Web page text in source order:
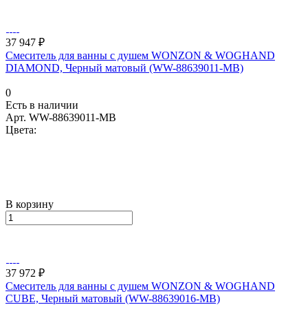
37 947 ₽
Смеситель для ванны с душем WONZON & WOGHAND
DIAMOND, Черный матовый (WW-88639011-MB)
0
Есть в наличии
Арт. WW-88639011-MB
Цвета:
В корзину
37 972 ₽
Смеситель для ванны с душем WONZON & WOGHAND
CUBE, Черный матовый (WW-88639016-MB)